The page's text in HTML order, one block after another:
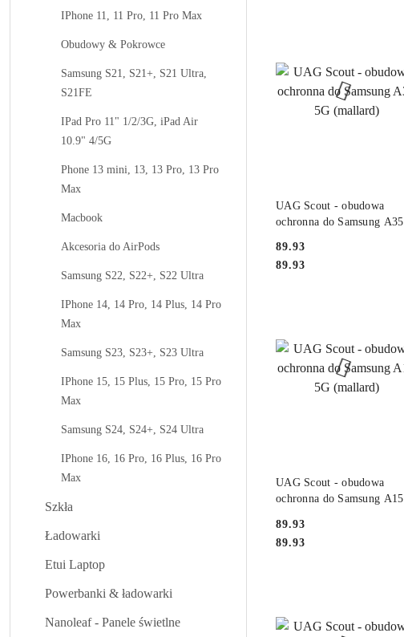
IPhone 11, 11 Pro, 11 Pro Max
Obudowy & Pokrowce
Samsung S21, S21+, S21 Ultra,
S21FE
IPad Pro 11" 1/2/3G, iPad Air
10.9" 4/5G
Phone 13 mini, 13, 13 Pro, 13 Pro
Max
Macbook
Akcesoria do AirPods
Samsung S22, S22+, S22 Ultra
IPhone 14, 14 Pro, 14 Plus, 14 Pro
Max
Samsung S23, S23+, S23 Ultra
IPhone 15, 15 Plus, 15 Pro, 15 Pro
Max
Samsung S24, S24+, S24 Ultra
IPhone 16, 16 Pro, 16 Plus, 16 Pro
Max
Szkła
Ładowarki
Etui Laptop
Powerbanki & ładowarki
Nanoleaf - Panele świetlne
UAG Scout - obudowa
ochronna do Samsung A35
Cena:
89.93
Cena:
89.93
UAG Scout - obudowa
ochronna do Samsung A15
Cena:
89.93
Cena:
89.93